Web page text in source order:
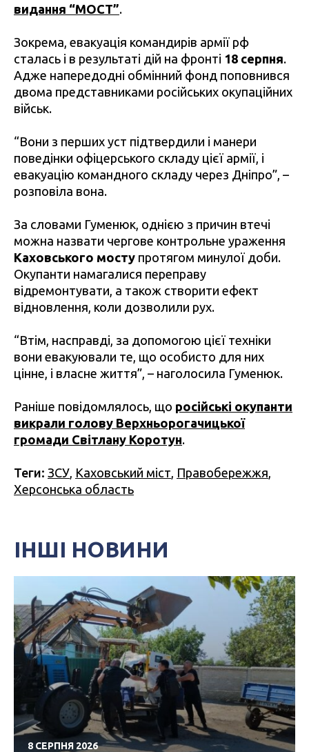
видання “МОСТ”.
Зокрема, евакуація командирів армії рф
сталась і в результаті дій на фронті 18 серпня.
Адже напередодні обмінний фонд поповнився
двома представниками російських окупаційних
військ.
“Вони з перших уст підтвердили і манери
поведінки офіцерського складу цієї армії, і
евакуацію командного складу через Дніпро”, –
розповіла вона.
За словами Гуменюк, однією з причин втечі
можна назвати чергове контрольне ураження
Каховського мосту протягом минулої доби.
Окупанти намагалися переправу
відремонтувати, а також створити ефект
відновлення, коли дозволили рух.
“Втім, насправді, за допомогою цієї техніки
вони евакуювали те, що особисто для них
цінне, і власне життя”, – наголосила Гуменюк.
Раніше повідомлялось, що російські окупанти
викрали голову Верхньорогачицької
громади Світлану Коротун.
Теги: ЗСУ, Каховський міст, Правобережжя,
Херсонська область
ІНШІ НОВИНИ
8 СЕРПНЯ 2026